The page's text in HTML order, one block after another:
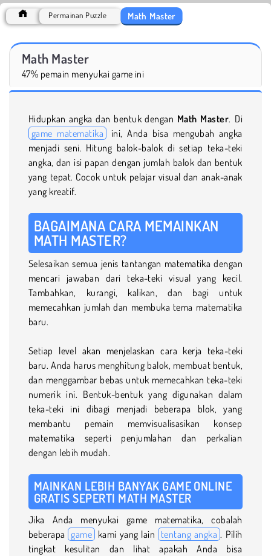
Permainan Puzzle Math Master
Math Master
47% pemain menyukai game ini
Hidupkan angka dan bentuk dengan Math Master. Di
game matematika
ini, Anda bisa mengubah angka
menjadi seni. Hitung balok-balok di setiap teka-teki
angka, dan isi papan dengan jumlah balok dan bentuk
yang tepat. Cocok untuk pelajar visual dan anak-anak
yang kreatif.
BAGAIMANA CARA MEMAINKAN
MATH MASTER?
Selesaikan semua jenis tantangan matematika dengan
mencari jawaban dari teka-teki visual yang kecil.
Tambahkan, kurangi, kalikan, dan bagi untuk
memecahkan jumlah dan membuka tema matematika
baru.
Setiap level akan menjelaskan cara kerja teka-teki
baru. Anda harus menghitung balok, membuat bentuk,
dan menggambar bebas untuk memecahkan teka-teki
numerik ini. Bentuk-bentuk yang digunakan dalam
teka-teki ini dibagi menjadi beberapa blok, yang
membantu pemain memvisualisasikan konsep
matematika seperti penjumlahan dan perkalian
dengan lebih mudah.
MAINKAN LEBIH BANYAK GAME ONLINE
GRATIS SEPERTI MATH MASTER
Jika Anda menyukai game matematika, cobalah
beberapa game kami yang lain tentang angka . Pilih
tingkat kesulitan dan lihat apakah Anda bisa